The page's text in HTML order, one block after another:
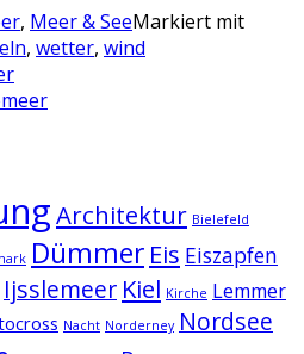
, Meer & SeeMarkiert mit
, wetter, wind
Architektur Bielefeld
Dümmer Eis Eiszapfen
Ijsslemeer Kiel Kirche Lemmer
Nacht Norderney Nordsee